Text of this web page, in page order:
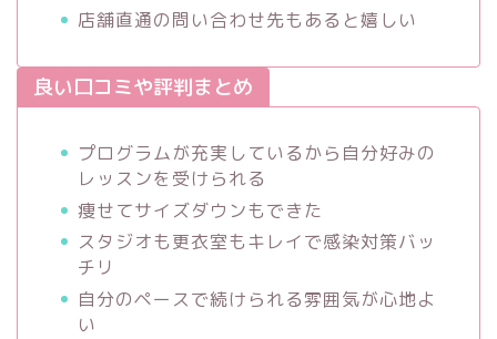
店舗直通の問い合わせ先もあると嬉しい
良い口コミや評判まとめ
プログラムが充実しているから自分好みの
レッスンを受けられる
痩せてサイズダウンもできた
スタジオも更衣室もキレイで感染対策バッ
チリ
自分のペースで続けられる雰囲気が心地よ
い